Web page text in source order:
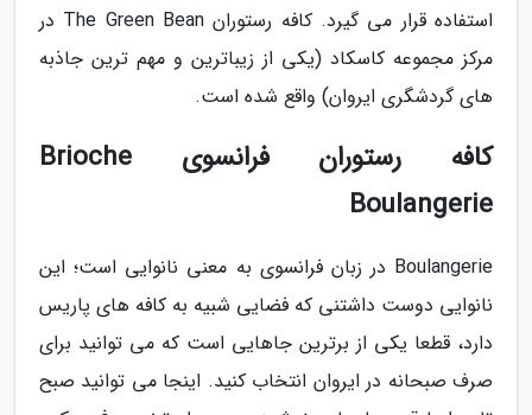
استفاده قرار می گیرد. کافه رستوران The Green Bean در
مرکز مجموعه کاسکاد (یکی از زیباترین و مهم ترین جاذبه
های گردشگری ایروان) واقع شده است.
کافه رستوران فرانسوی Brioche
Boulangerie
Boulangerie در زبان فرانسوی به معنی نانوایی است؛ این
نانوایی دوست داشتنی که فضایی شبیه به کافه های پاریس
دارد، قطعا یکی از برترین جاهایی است که می توانید برای
صرف صبحانه در ایروان انتخاب کنید. اینجا می توانید صبح